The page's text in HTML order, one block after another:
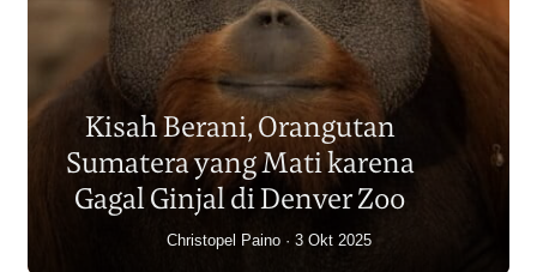
Populasi Orangutan
Sumatera Berkurang 2.700
Individu dalam Satu Dekade?
Junaidi Hanafiah 14 Jul 2026
Kisah Berani, Orangutan
Sumatera yang Mati karena
Gagal Ginjal di Denver Zoo
Christopel Paino 3 Okt 2025